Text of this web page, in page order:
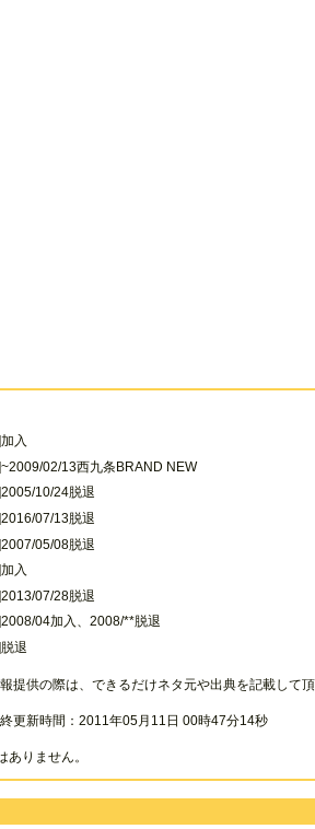
入
02/13西九条BRAND NEW
10/24脱退
07/13脱退
05/08脱退
入
07/28脱退
04加入、2008/**脱退
退
提供の際は、できるだけネタ元や出典を記載して
更新時間：2011年05月11日 00時47分14秒
ありません。